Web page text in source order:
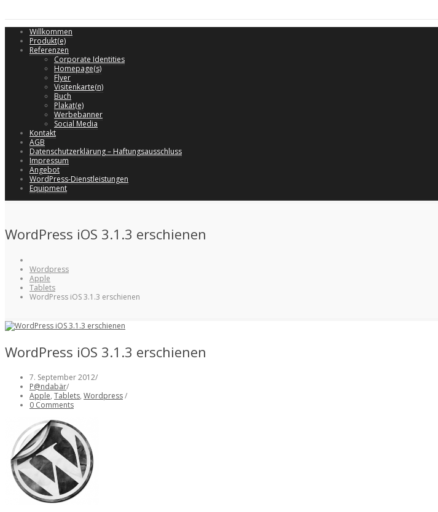
Willkommen
Produkt(e)
Referenzen
Corporate Identities
Homepage(s)
Flyer
Visitenkarte(n)
Buch
Plakat(e)
Werbebanner
Social Media
Kontakt
AGB
Datenschutzerklärung – Haftungsausschluss
Impressum
Angebot
WordPress-Dienstleistungen
Equipment
WordPress iOS 3.1.3 erschienen
Wordpress
Apple
Tablets
WordPress iOS 3.1.3 erschienen
WordPress iOS 3.1.3 erschienen
7. September 2012/
P@ndabär/
Apple, Tablets, Wordpress/
0 Comments